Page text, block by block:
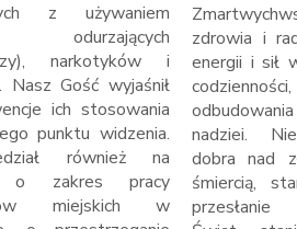
z używaniem
odurzających
narkotyków i
Nasz Gość wyjaśnił
ich stosowania
punktu widzenia.
również na
o zakres pracy
miejskich w
zdrowia i
energii i sił
nadziei.
dobra nad
śmiercią,
przesłanie